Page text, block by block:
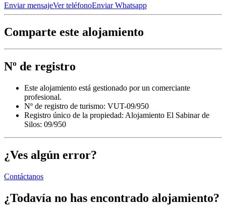
Enviar mensajeVer teléfonoEnviar Whatsapp
Comparte este alojamiento
Nº de registro
Este alojamiento está gestionado por un comerciante
profesional.
Nº de registro de turismo: VUT-09/950
Registro único de la propiedad: Alojamiento El Sabinar de
Silos: 09/950
¿Ves algún error?
Contáctanos
¿Todavía no has encontrado alojamiento?